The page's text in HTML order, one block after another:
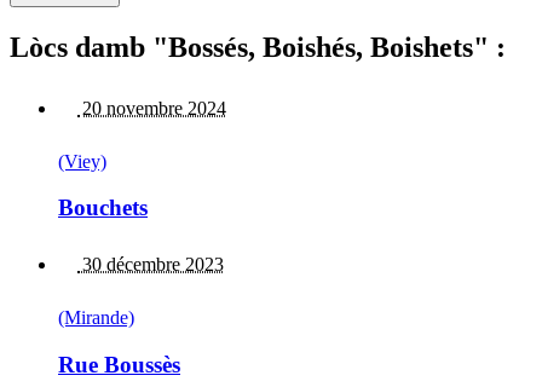
Lòcs damb "Bossés, Boishés, Boishets" :
20 novembre 2024
(Viey)
Bouchets
30 décembre 2023
(Mirande)
Rue Boussès